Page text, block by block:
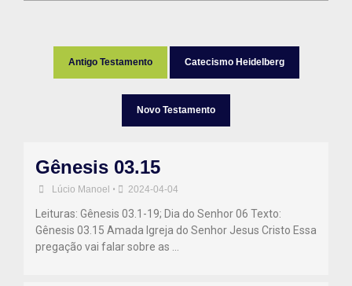
Antigo Testamento Catecismo Heidelberg
Novo Testamento
Gênesis 03.15
Lúcio Manoel • 2024-04-04
Leituras: Gênesis 03.1-19; Dia do Senhor 06 Texto:
Gênesis 03.15 Amada Igreja do Senhor Jesus Cristo Essa
pregação vai falar sobre as …